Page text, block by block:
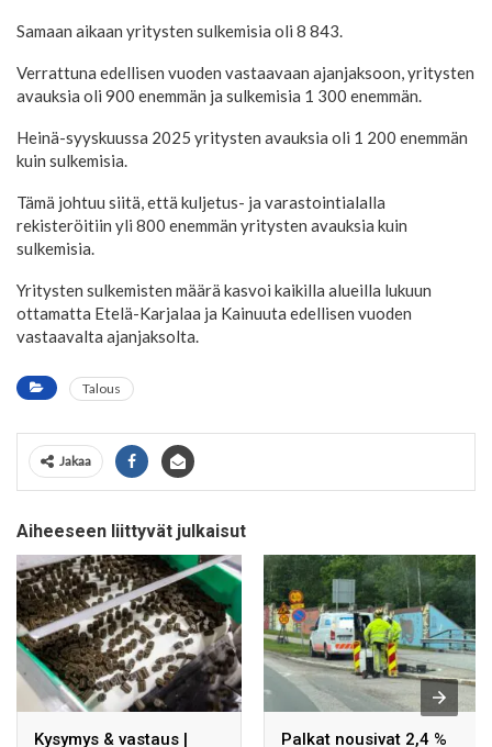
Samaan aikaan yritysten sulkemisia oli 8 843.
Verrattuna edellisen vuoden vastaavaan ajanjaksoon, yritysten
avauksia oli 900 enemmän ja sulkemisia 1 300 enemmän.
Heinä-syyskuussa 2025 yritysten avauksia oli 1 200 enemmän
kuin sulkemisia.
Tämä johtuu siitä, että kuljetus- ja varastointialalla
rekisteröitiin yli 800 enemmän yritysten avauksia kuin
sulkemisia.
Yritysten sulkemisten määrä kasvoi kaikilla alueilla lukuun
ottamatta Etelä-Karjalaa ja Kainuuta edellisen vuoden
vastaavalta ajanjaksolta.
Talous
Jakaa
Aiheeseen liittyvät julkaisut
Kysymys & vastaus | Palkat nousivat 2,4 %